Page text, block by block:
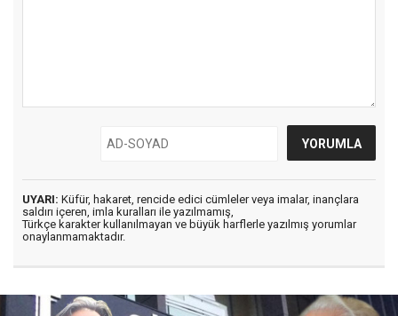
UYARI: Küfür, hakaret, rencide edici cümleler veya imalar, inançlara
saldırı içeren, imla kuralları ile yazılmamış,
Türkçe karakter kullanılmayan ve büyük harflerle yazılmış yorumlar
onaylanmamaktadır.